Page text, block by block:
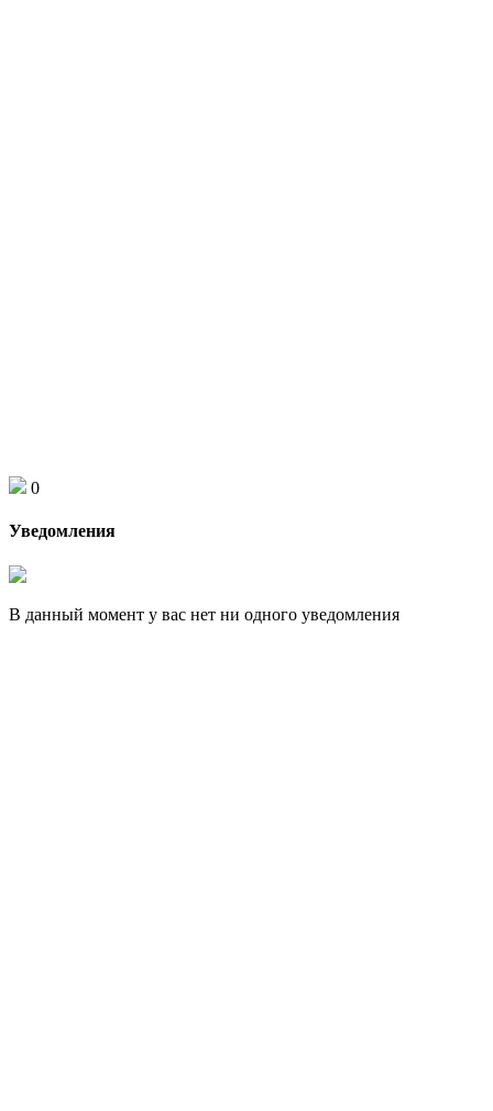
0
Уведомления
В данный момент у вас нет ни одного уведомления